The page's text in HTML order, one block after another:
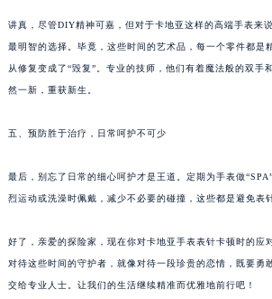
讲真，尽管DIY精神可嘉，但对于卡地亚这样的高端手表来
最明智的选择。毕竟，这些时间的艺术品，每一个零件都是
从修复变成了“毁复”。专业的技师，他们有着魔法般的双手
然一新，重获新生。
五、预防胜于治疗，日常呵护不可少
最后，别忘了日常的细心呵护才是王道。定期为手表做
烈运动或洗澡时佩戴，减少不必要的碰撞，这些都是避免表
好了，亲爱的探险家，现在你对卡地亚手表表针卡顿时的应
对待这些时间的守护者，就像对待一段珍贵的恋情，既要勇
交给专业人士。让我们的生活继续精准而优雅地前行吧！